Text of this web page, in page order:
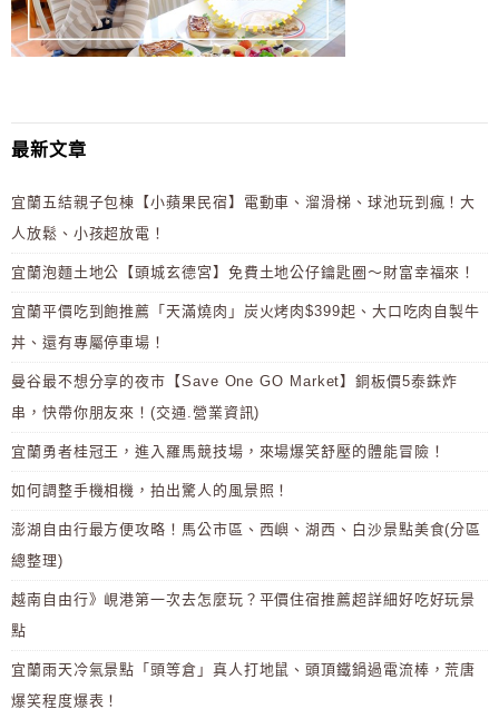
最新文章
宜蘭五結親子包棟【小蘋果民宿】電動車、溜滑梯、球池玩到瘋！大
人放鬆、小孩超放電！
宜蘭泡麵土地公【頭城玄德宮】免費土地公仔鑰匙圈～財富幸福來！
宜蘭平價吃到飽推薦「天滿燒肉」炭火烤肉$399起、大口吃肉自製牛
丼、還有專屬停車場！
曼谷最不想分享的夜市【Save One GO Market】銅板價5泰銖炸
串，快帶你朋友來！(交通.營業資訊)
宜蘭勇者桂冠王，進入羅馬競技場，來場爆笑舒壓的體能冒險！
如何調整手機相機，拍出驚人的風景照！
澎湖自由行最方便攻略！馬公市區、西嶼、湖西、白沙景點美食(分區
總整理)
越南自由行》峴港第一次去怎麼玩？平價住宿推薦超詳細好吃好玩景
點
宜蘭雨天冷氣景點「頭等倉」真人打地鼠、頭頂鐵鍋過電流棒，荒唐
爆笑程度爆表！